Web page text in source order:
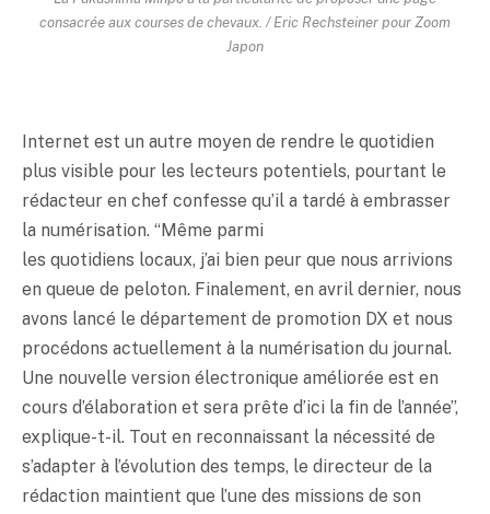
consacrée aux courses de chevaux. / Eric Rechsteiner pour Zoom
Japon
Internet est un autre moyen de rendre le quotidien
plus visible pour les lecteurs potentiels, pourtant le
rédacteur en chef confesse qu’il a tardé à embrasser
la numérisation. “Même parmi
les quotidiens locaux, j’ai bien peur que nous arrivions
en queue de peloton. Finalement, en avril dernier, nous
avons lancé le département de promotion DX et nous
procédons actuellement à la numérisation du journal.
Une nouvelle version électronique améliorée est en
cours d’élaboration et sera prête d’ici la fin de l’année”,
explique-t-il. Tout en reconnaissant la nécessité de
s’adapter à l’évolution des temps, le directeur de la
rédaction maintient que l’une des missions de son